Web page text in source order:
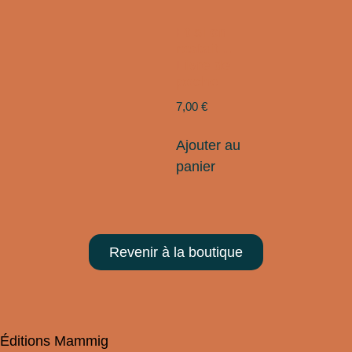
7,00 €
Ajouter au
panier
Revenir à la boutique
Éditions Mammig